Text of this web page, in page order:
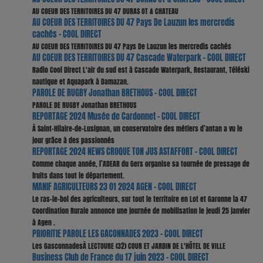
AU COEUR DES TERRITOIRES DU 47 DURAS OT & CHATEAU
AU COEUR DES TERRITOIRES DU 47 Pays De Lauzun les mercredis
cachés - COOL DIRECT
AU COEUR DES TERRITOIRES DU 47 Pays De Lauzun les mercredis cachés
AU COEUR DES TERRITOIRES DU 47 Cascade Waterpark - COOL DIRECT
Radio Cool Direct L'air du sud est à Cascade Waterpark, Restaurant, Téléski
nautique et Aquapark à Damazan.
PAROLE DE RUGBY Jonathan BRETHOUS - COOL DIRECT
PAROLE DE RUGBY Jonathan BRETHOUS
REPORTAGE 2024 Musée de Cardonnet - COOL DIRECT
À Saint-Hilaire-de-Lusignan, un conservatoire des métiers d’antan a vu le
jour grâce à des passionnés
REPORTAGE 2024 NEWS CROQUE TON JUS ASTAFFORT - COOL DIRECT
Comme chaque année, l’ADEAR du Gers organise sa tournée de pressage de
fruits dans tout le département.
MANIF AGRICULTEURS 23 01 2024 AGEN - COOL DIRECT
Le ras-le-bol des agriculteurs, sur tout le territoire en Lot et Garonne la 47
Coordination Rurale annonce une journée de mobilisation le jeudi 25 janvier
à Agen .
PRIORITIE PAROLE LES GACONNADES 2023 - COOL DIRECT
Les GasconnadesÀ LECTOURE (32) COUR ET JARDIN DE L'HÔTEL DE VILLE
Business Club de France du 17 juin 2023 - COOL DIRECT